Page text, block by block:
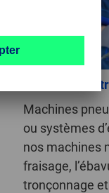
Machines
Machines
ou systèmes
nos machines
fraisage,
tronçonnage